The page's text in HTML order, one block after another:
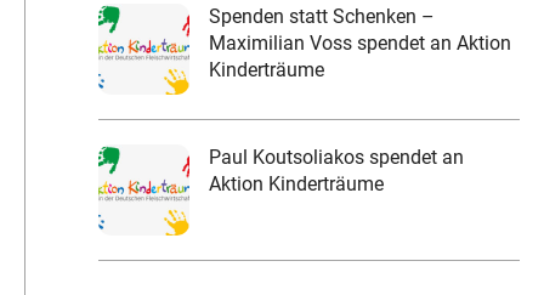
Spenden statt Schenken –
Maximilian Voss spendet an Aktion
Kinderträume
Paul Koutsoliakos spendet an
Aktion Kinderträume